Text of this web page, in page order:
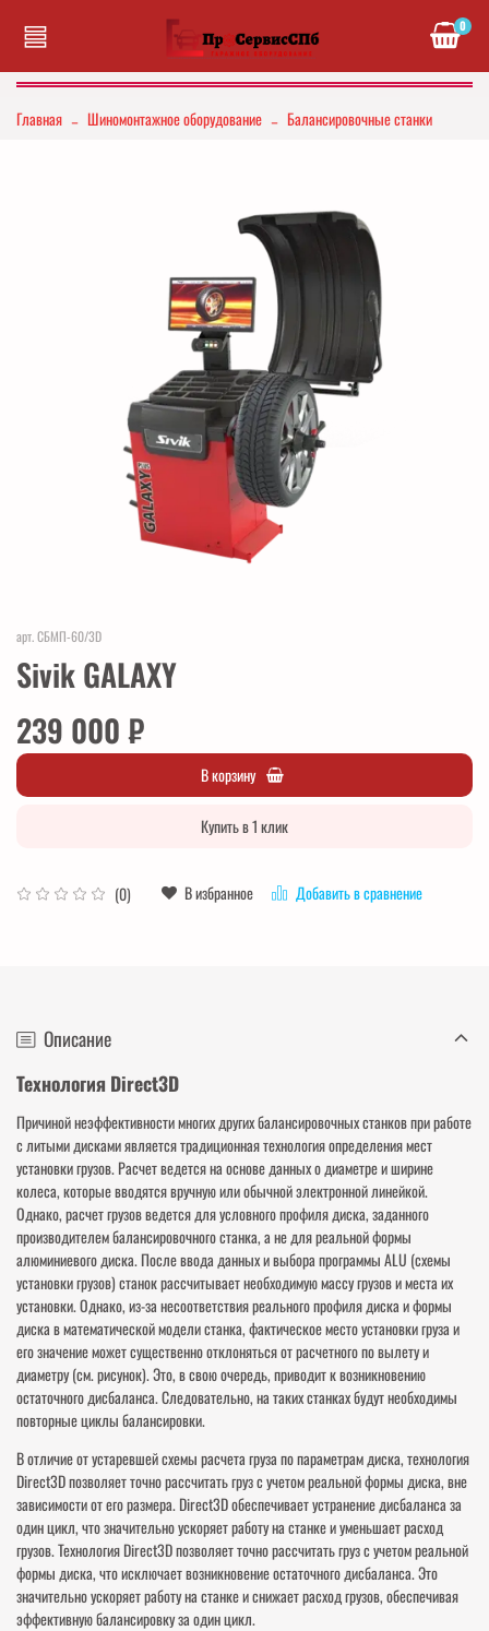
0
Главная Шиномонтажное оборудование Балансировочные станки
арт.СБМП-60/3D
Sivik GALAXY
(0) В избранное Добавить в сравнение
239 000 ₽
В корзину
Купить в 1 клик
Описание
Технология Direct3D
Причиной неэффективности многих других балансировочных станков при работе
с литыми дисками является традиционная технология определения мест
установки грузов. Расчет ведется на основе данных о диаметре и ширине
колеса, которые вводятся вручную или обычной электронной линейкой.
Однако, расчет грузов ведется для условного профиля диска, заданного
производителем балансировочного станка, а не для реальной формы
алюминиевого диска. После ввода данных и выбора программы ALU (схемы
установки грузов) станок рассчитывает необходимую массу грузов и места их
установки. Однако, из-за несоответствия реального профиля диска и формы
диска в математической модели станка, фактическое место установки груза и
его значение может существенно отклоняться от расчетного по вылету и
диаметру (см. рисунок). Это, в свою очередь, приводит к возникновению
остаточного дисбаланса. Следовательно, на таких станках будут необходимы
повторные циклы балансировки.
В отличие от устаревшей схемы расчета груза по параметрам диска, технология
Direct3D позволяет точно рассчитать груз с учетом реальной формы диска, вне
зависимости от его размера. Direct3D обеспечивает устранение дисбаланса за
один цикл, что значительно ускоряет работу на станке и уменьшает расход
грузов. Технология Direct3D позволяет точно рассчитать груз с учетом реальной
формы диска, что исключает возникновение остаточного дисбаланса. Это
значительно ускоряет работу на станке и снижает расход грузов, обеспечивая
эффективную балансировку за один цикл.